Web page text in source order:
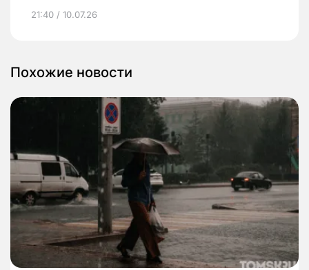
21:40 / 10.07.26
Похожие новости